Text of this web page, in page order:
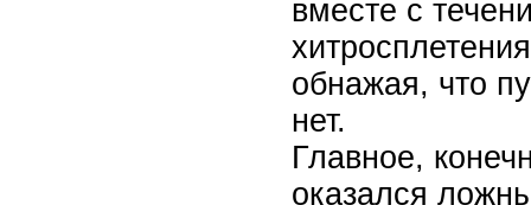
вместе с
обнажая, что
нет.
Главное,
оказался